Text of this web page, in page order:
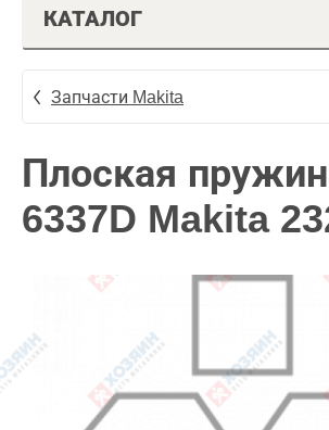
КАТАЛОГ
Запчасти Makita
Плоская
6337D Makita